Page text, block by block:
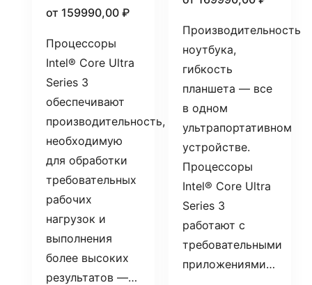
от 159990,00 ₽
Процессоры
Intel® Core Ultra
Series 3
обеспечивают
производительность,
необходимую
для обработки
требовательных
рабочих
нагрузок и
выполнения
более высоких
результатов —…
Производительность
ноутбука,
гибкость
планшета — все
в одном
ультрапортативном
устройстве.
Процессоры
Intel® Core Ultra
Series 3
работают с
требовательными
приложениями…